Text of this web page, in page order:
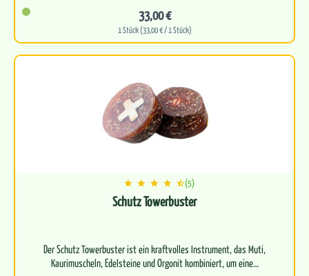
33,00 €
1 Stück (33,00 € / 1 Stück)
(5)
Schutz Towerbuster
Der Schutz Towerbuster ist ein kraftvolles Instrument, das Muti,
Kaurimuscheln, Edelsteine und Orgonit kombiniert, um eine…